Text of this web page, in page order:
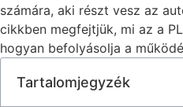
számára, aki részt vesz az
cikkben megfejtjük, mi az a
hogyan befolyásolja a
Tartalomjegyzék